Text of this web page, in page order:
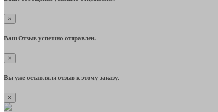
×
Ваш Отзыв успешно отправлен.
×
Вы уже оставляли отзыв к этому заказу.
×